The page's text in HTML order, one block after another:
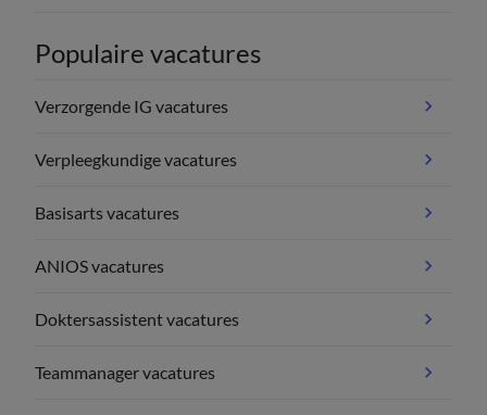
Populaire vacatures
Verzorgende IG vacatures
Verpleegkundige vacatures
Basisarts vacatures
ANIOS vacatures
Doktersassistent vacatures
Teammanager vacatures